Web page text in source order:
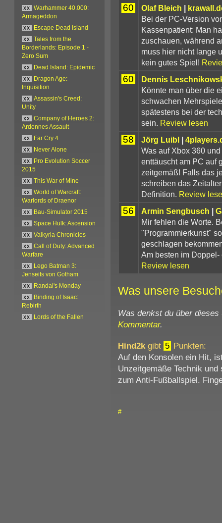
60 Olaf Bleich |
Bei der PC-Version
Kassenpatient: Man
zuschauen, während
muss hier nicht lange
kein gutes Spiel!
60
Dennis
Könnte man über die
schwachen
spätestens bei der
sein. Review lesen
58 Jörg Luibl|
Was auf Xbox 360
enttäuscht am PC auf
zeitgemäß! Falls das
schreiben das
Definition. Review
56 Armin Sengbusch |
Mir fehlen die Worte.
"Programmierkunst"
geschlagen
Am besten im
Review lesen
Was unsere
Was denkst du über
Kommentar.
Hind2kgibt 5 Punkten:
Auf den Konsolen ein Hit,
Unzeitgemäße Technik
zum Anti-Fußballspiel.
#
xx
Warhammer 40.000:
Armageddon
xx
Escape Dead Island
xx
Tales from the
Borderlands: Episode 1 -
Zero Sum
xx
Dead Island: Epidemic
xx
Dragon Age:
Inquisition
xx
Assassin's Creed:
Unity
xx
Company of Heroes 2:
Ardennes Assault
xx
Far Cry 4
xx
Never Alone
xx
Pro Evolution Soccer
2015
xx
This War of Mine
xx
World of Warcraft:
Warlords of Draenor
xx
Bau-Simulator 2015
xx
Space Hulk: Ascension
xx
Valkyria Chronicles
xx
Call of Duty: Advanced
Warfare
xx
Lego Batman 3:
Jenseits von Gotham
xx
Randal's Monday
xx
Binding of Isaac:
Rebirth
xx
Lords of the Fallen